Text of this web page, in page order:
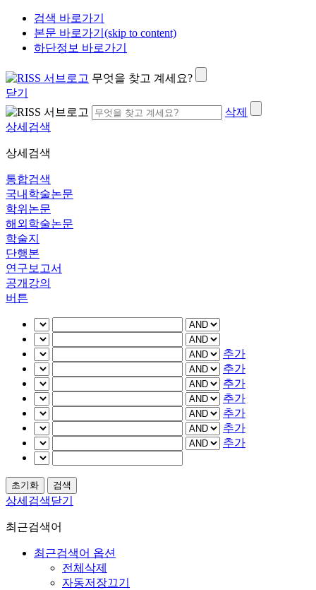
검색 바로가기
본문 바로가기(skip to content)
하단정보 바로가기
무엇을 찾고 계세요?
닫기
삭제
상세검색
상세검색
통합검색
국내학술논문
학위논문
해외학술논문
학술지
단행본
연구보고서
공개강의
버튼
추가
추가
추가
추가
추가
추가
추가
상세검색닫기
최근검색어
최근검색어 옵션
전체삭제
자동저장끄기